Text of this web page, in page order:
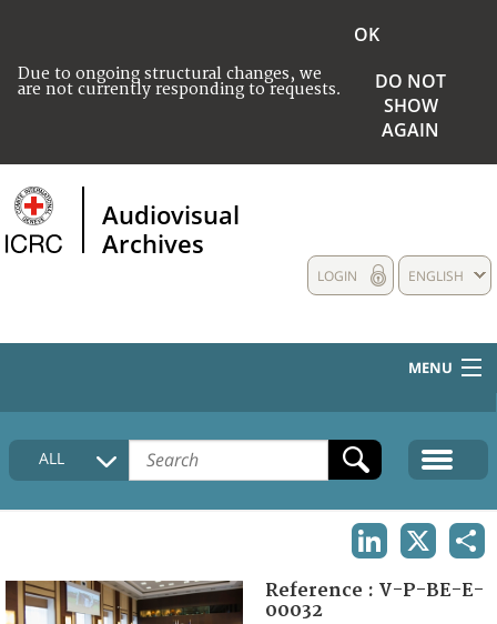
Due to ongoing structural changes, we
are not currently responding to requests.
OK
DO NOT
SHOW
AGAIN
Audiovisual
Archives
ENGLISH
LOGIN
MENU
HOME
COLLECTIONS DESCRIPTION
FAQ
ALL
Reference : V-P-BE-E-
00032